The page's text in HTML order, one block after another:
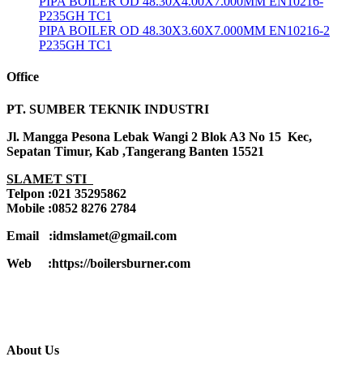
P235GH TC1
PIPA BOILER OD 48.30X3.60X7.000MM EN10216-2
P235GH TC1
Office
PT. SUMBER TEKNIK INDUSTRI
Jl. Mangga Pesona Lebak Wangi 2 Blok A3 No 15 Kec,
Sepatan Timur, Kab ,Tangerang Banten 15521
SLAMET STI
Telpon :021 35295862
Mobile :0852 8276 2784
Email :idmslamet@gmail.com
Web :https://boilersburner.com
About Us